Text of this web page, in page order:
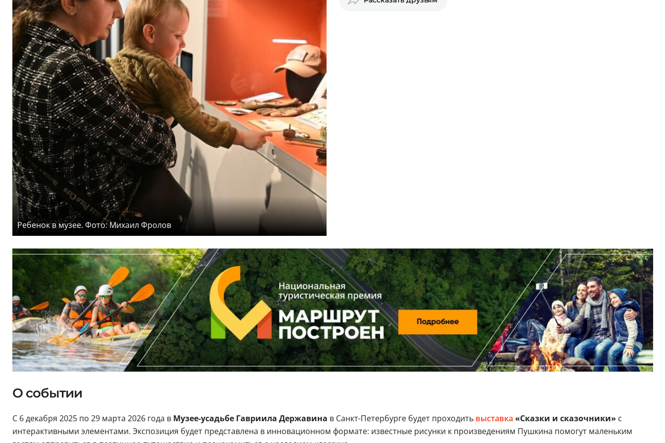
Ребенок в музее. Фото: Михаил Фролов
О событии
С 6 декабря 2025 по 29 марта 2026 года в Музее-усадьбе Гавриила Державина в Санкт-Петербурге будет проходить выставка «Сказки и сказочники» с
интерактивными элементами. Экспозиция будет представлена в инновационном формате: известные рисунки к произведениям Пушкина помогут маленьким